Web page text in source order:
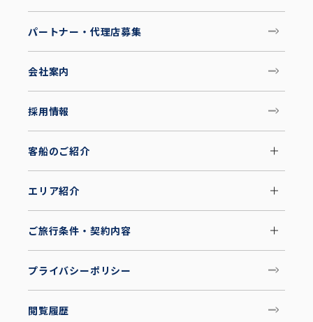
パートナー・代理店募集
会社案内
採用情報
客船のご紹介
エリア紹介
ご旅行条件・契約内容
プライバシーポリシー
閲覧履歴